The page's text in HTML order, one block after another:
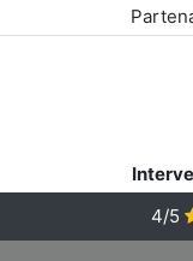
4/5